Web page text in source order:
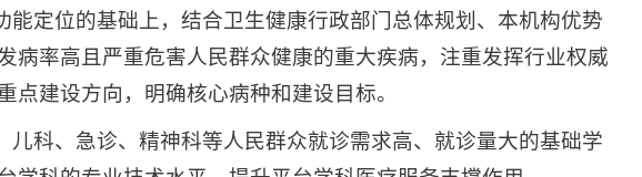
定位的基础上，结合卫生健康行政部门总体规划、本机构优势
率高且严重危害人民群众健康的重大疾病，注重发挥行业权威
建设方向，明确核心病种和建设目标。
科、急诊、精神科等人民群众就诊需求高、就诊量大的基础学